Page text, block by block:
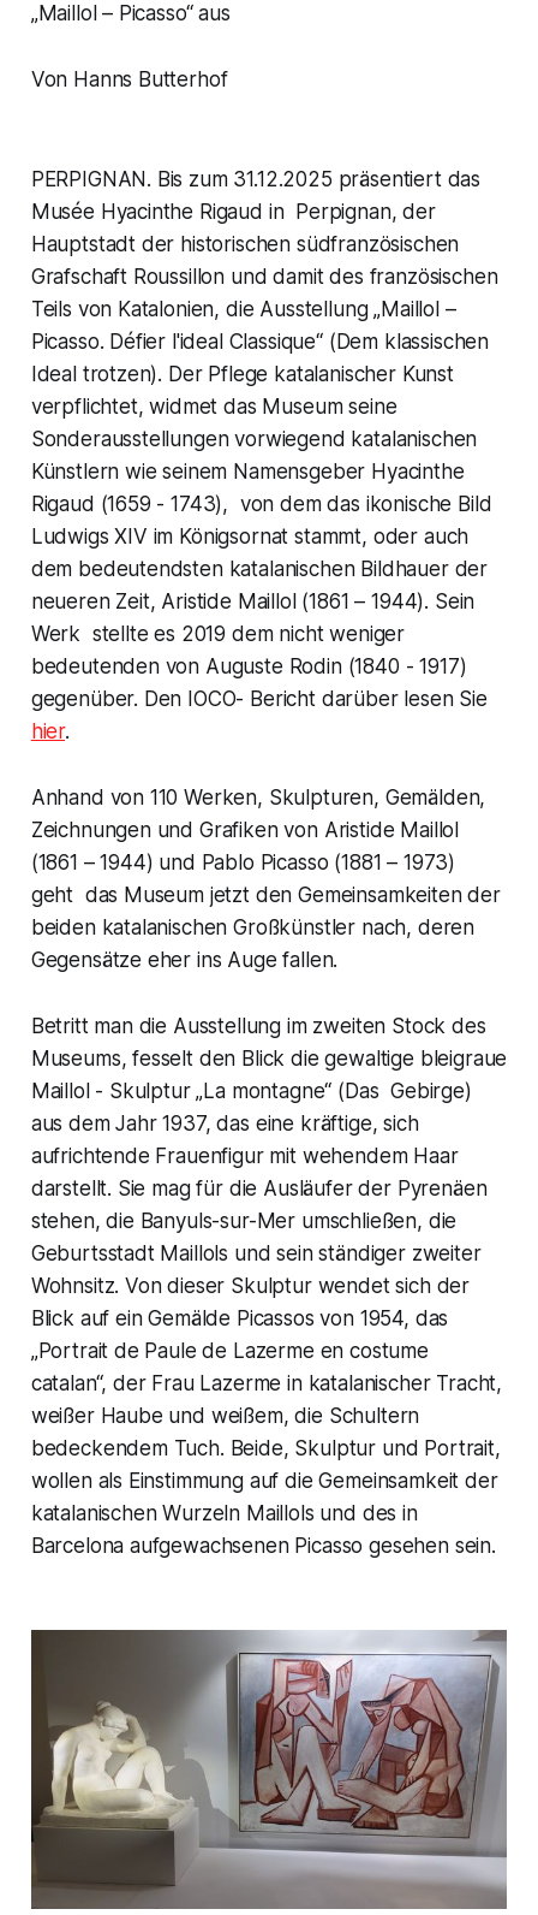
„Maillol – Picasso“ aus
Von Hanns Butterhof
PERPIGNAN. Bis zum 31.12.2025 präsentiert das
Musée Hyacinthe Rigaud in Perpignan, der
Hauptstadt der historischen südfranzösischen
Grafschaft Roussillon und damit des französischen
Teils von Katalonien, die Ausstellung „Maillol –
Picasso. Défier l'ideal Classique“ (Dem klassischen
Ideal trotzen). Der Pflege katalanischer Kunst
verpflichtet, widmet das Museum seine
Sonderausstellungen vorwiegend katalanischen
Künstlern wie seinem Namensgeber Hyacinthe
Rigaud (1659 - 1743), von dem das ikonische Bild
Ludwigs XIV im Königsornat stammt, oder auch
dem bedeutendsten katalanischen Bildhauer der
neueren Zeit, Aristide Maillol (1861 – 1944). Sein
Werk stellte es 2019 dem nicht weniger
bedeutenden von Auguste Rodin (1840 - 1917)
gegenüber. Den IOCO- Bericht darüber lesen Sie
hier.
Anhand von 110 Werken, Skulpturen, Gemälden,
Zeichnungen und Grafiken von Aristide Maillol
(1861 – 1944) und Pablo Picasso (1881 – 1973)
geht das Museum jetzt den Gemeinsamkeiten der
beiden katalanischen Großkünstler nach, deren
Gegensätze eher ins Auge fallen.
Betritt man die Ausstellung im zweiten Stock des
Museums, fesselt den Blick die gewaltige bleigraue
Maillol - Skulptur „La montagne“ (Das Gebirge)
aus dem Jahr 1937, das eine kräftige, sich
aufrichtende Frauenfigur mit wehendem Haar
darstellt. Sie mag für die Ausläufer der Pyrenäen
stehen, die Banyuls-sur-Mer umschließen, die
Geburtsstadt Maillols und sein ständiger zweiter
Wohnsitz. Von dieser Skulptur wendet sich der
Blick auf ein Gemälde Picassos von 1954, das
„Portrait de Paule de Lazerme en costume
catalan“, der Frau Lazerme in katalanischer Tracht,
weißer Haube und weißem, die Schultern
bedeckendem Tuch. Beide, Skulptur und Portrait,
wollen als Einstimmung auf die Gemeinsamkeit der
katalanischen Wurzeln Maillols und des in
Barcelona aufgewachsenen Picasso gesehen sein.